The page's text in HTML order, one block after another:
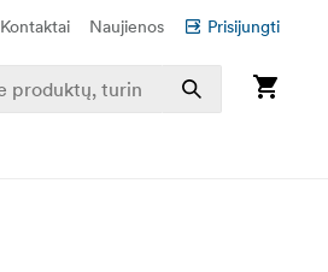
Kontaktai Naujienos Prisijungti